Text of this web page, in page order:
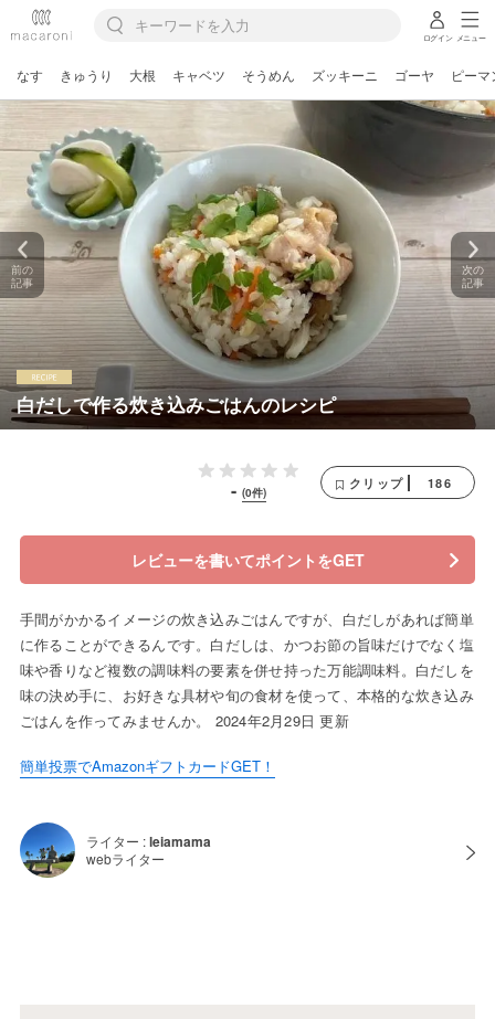
ログイン メニュー
なす きゅうり 大根 キャベツ そうめん ズッキーニ ゴーヤ ピーマ
白だしで作る炊き込みごはんのレシピ
前の
記事
次の
記事
- (0件)
クリップ 186
レビューを書いてポイントをGET
手間がかかるイメージの炊き込みごはんですが、白だしがあれば簡単
に作ることができるんです。白だしは、かつお節の旨味だけでなく塩
味や香りなど複数の調味料の要素を併せ持った万能調味料。白だしを
味の決め手に、お好きな具材や旬の食材を使って、本格的な炊き込み
ごはんを作ってみませんか。 2024年2月29日 更新
簡単投票でAmazonギフトカードGET！
ライター :leiamama
webライター